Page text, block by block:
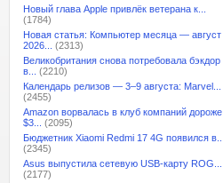
Новый глава Apple привлёк ветерана к...
(1784)
Новая статья: Компьютер месяца — август
2026...
(2313)
Великобритания снова потребовала бэкдор
в...
(2210)
Календарь релизов — 3–9 августа: Marvel...
(2455)
Amazon ворвалась в клуб компаний дороже
$3...
(2095)
Бюджетник Xiaomi Redmi 17 4G появился в...
(2345)
Asus выпустила сетевую USB-карту ROG...
(2177)